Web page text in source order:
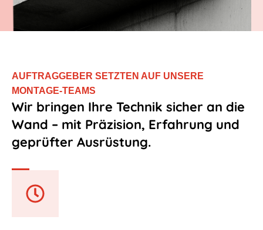
AUFTRAGGEBER SETZTEN AUF UNSERE
MONTAGE-TEAMS
Wir bringen Ihre Technik sicher an die
Wand – mit Präzision, Erfahrung und
geprüfter Ausrüstung.